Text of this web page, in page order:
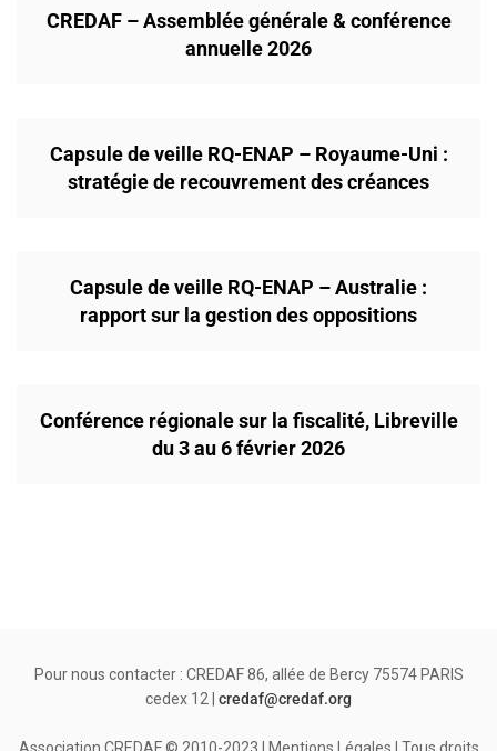
CREDAF – Assemblée générale & conférence
annuelle 2026
Capsule de veille RQ-ENAP – Royaume-Uni :
stratégie de recouvrement des créances
Capsule de veille RQ-ENAP – Australie :
rapport sur la gestion des oppositions
Conférence régionale sur la fiscalité, Libreville
du 3 au 6 février 2026
Pour nous contacter : CREDAF 86, allée de Bercy 75574 PARIS
cedex 12 | credaf@credaf.org